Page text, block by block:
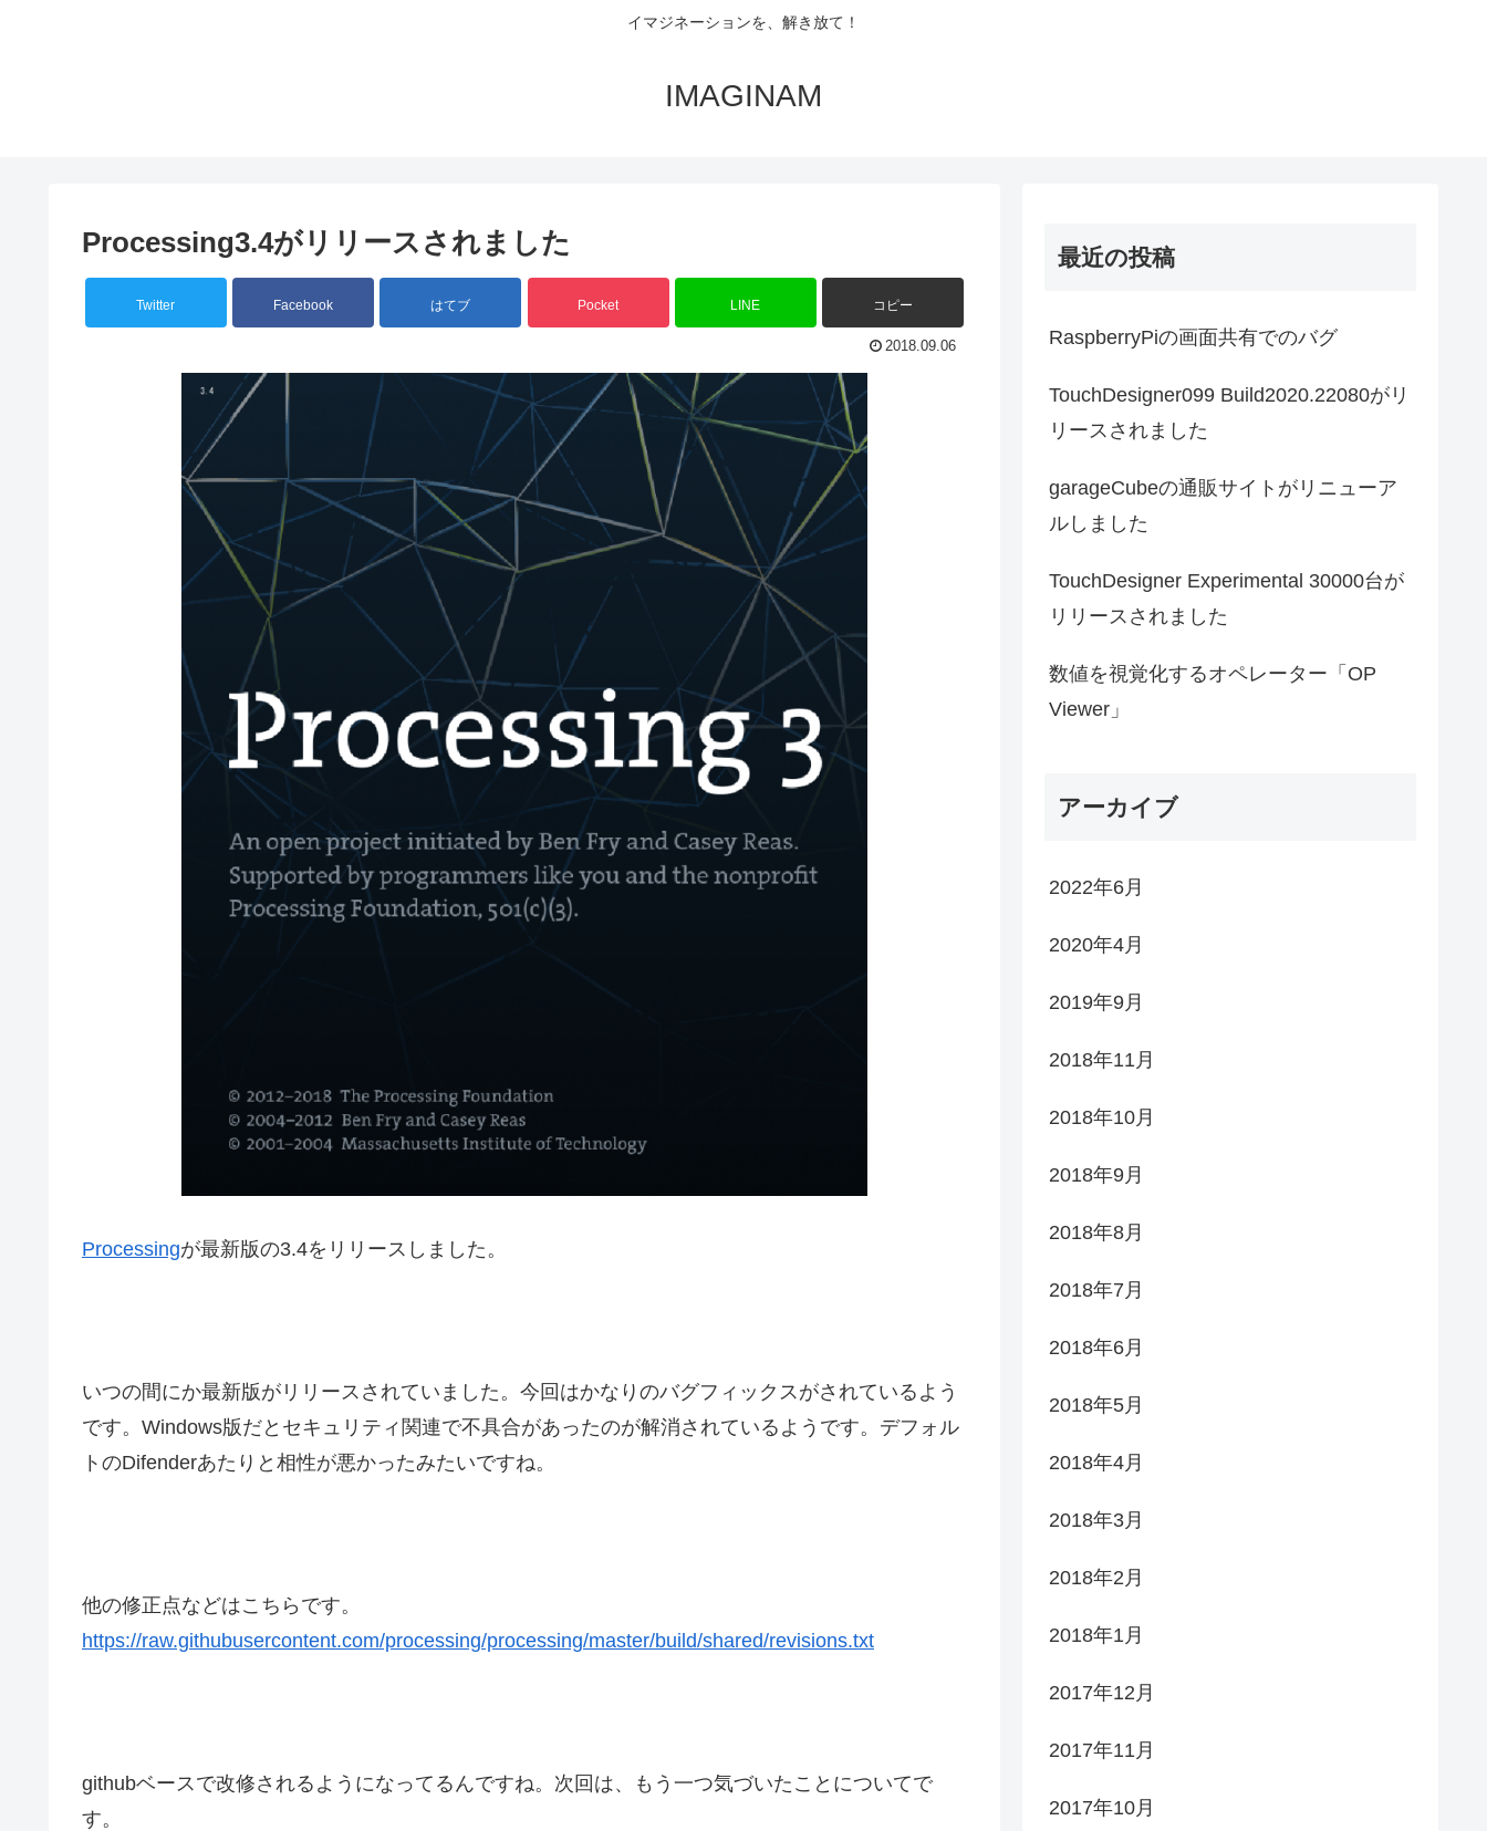
イマジネーションを、解き放て！
IMAGINAM
Processing3.4がリリースされました
Twitter Facebook はてブ Pocket LINE コピー
2018.09.06
Processingが最新版の3.4をリリースしました。
いつの間にか最新版がリリースされていました。今回はかなりのバグフィックスがされているよう
です。Windows版だとセキュリティ関連で不具合があったのが解消されているようです。デフォル
トのDifenderあたりと相性が悪かったみたいですね。
他の修正点などはこちらです。
https://raw.githubusercontent.com/processing/processing/master/build/shared/revisions.txt
githubベースで改修されるようになってるんですね。次回は、もう一つ気づいたことについてで
す。
最近の投稿
RaspberryPiの画面共有でのバグ
TouchDesigner099 Build2020.22080がリ
リースされました
garageCubeの通販サイトがリニューア
ルしました
TouchDesigner Experimental 30000台が
リリースされました
数値を視覚化するオペレーター「OP
Viewer」
アーカイブ
2022年6月
2020年4月
2019年9月
2018年11月
2018年10月
2018年9月
2018年8月
2018年7月
2018年6月
2018年5月
2018年4月
2018年3月
2018年2月
2018年1月
2017年12月
2017年11月
2017年10月